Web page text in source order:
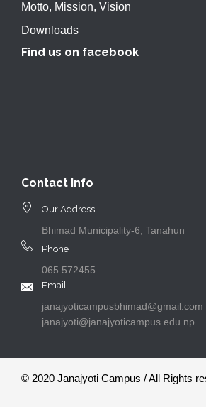
Motto, Mission, Vision
Downloads
Find us on facebook
Contact Info
Our Address
Bhimad Municipality-6, Tanahun
Phone
065 572455
Email
janajyoticampusbhimad@gmail.com
janajyoti@janajyoticampus.edu.np
© 2020 Janajyoti Campus / All Rights